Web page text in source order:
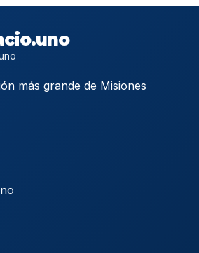
más grande de Misiones